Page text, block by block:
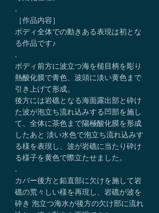
.
［作品内容］
ボディ全体での動きある表現は初とな
る作品です♪
.
ボディ前方に波立つ海を槌目柄を彫り
熱酸化膜で青色、波頭に淡い黄色まで
引き上げて形成。
後方には岩礁となる海面露出部と砕け
た波が泡立ち流れ込みする凹部を施し
て、全体に茶色まで陽極酸化膜を形成
したあと 淡い水色で泡立ち流れ込みす
る様を表現し、波が岩礁に当たり砕け
る様子を黄色で際立たせました。
.
カバー後方と鉛直部に欠けを施して岩
礁の荒々しい様を再現し、岩礁が波を
砕き 泡立つ海水が後方の欠け部に流れ